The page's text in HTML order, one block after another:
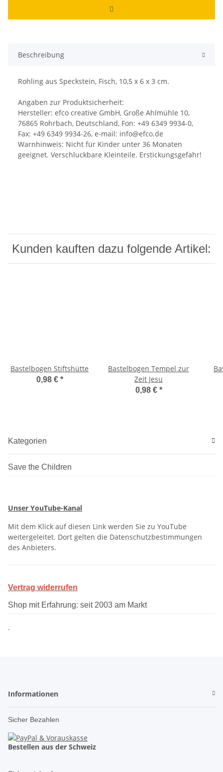
Beschreibung
Rohling aus Speckstein, Fisch, 10,5 x 6 x 3 cm.
Angaben zur Produktsicherheit:
Hersteller: efco creative GmbH, Große Ahlmühle 10,
76865 Rohrbach, Deutschland, Fon: +49 6349 9934-0,
Fax: +49 6349 9934-26, e-mail: info@efco.de
Warnhinweis: Nicht für Kinder unter 36 Monaten
geeignet. Verschluckbare Kleinteile. Erstickungsgefahr!
Kunden kauften dazu folgende Artikel:
Bastelbogen Stiftshütte
0,98 € *
Bastelbogen Tempel zur
Zeit Jesu
0,98 € *
Kategorien
Save the Children
Unser YouTube-Kanal
Mit dem Klick auf diesen Link werden Sie zu YouTube
weitergeleitet. Dort gelten die Datenschutzbestimmungen
des Anbieters.
Vertrag widerrufen
Shop mit Erfahrung: seit 2003 am Markt
.
Informationen
Sicher Bezahlen
Bestellen aus der Schweiz